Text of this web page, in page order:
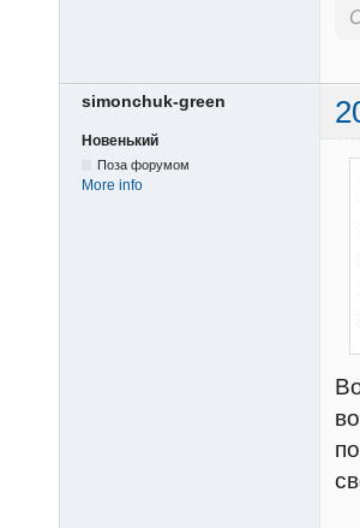
simonchuk-green
Новенький
Поза форумом
More info